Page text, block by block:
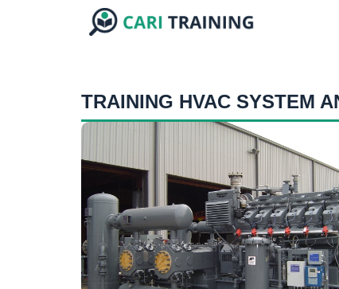
TRAINING HVAC SYSTEM